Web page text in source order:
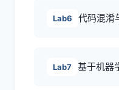
Lab6 代码混淆
Lab7 基于机器